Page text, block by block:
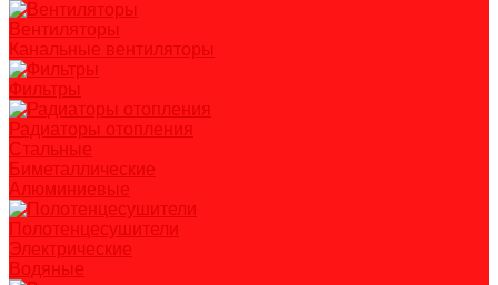
Вентиляторы
Канальные вентиляторы
Фильтры
Радиаторы отопления
Стальные
Биметаллические
Алюминиевые
Полотенцесушители
Электрические
Водяные